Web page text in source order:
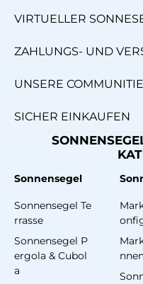
VIRTUELLER
ZAHLUNGS- UND
UNSERE
SICHER EINKAUFEN
Sonnensegel
Sonnensegel Te
rrasse
Sonnensegel P
ergola & Cubol
a